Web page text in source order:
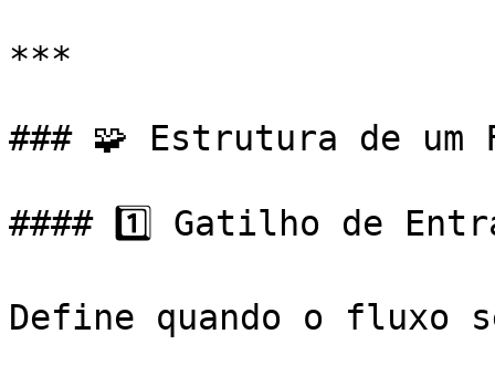
***
### 🧩 Estrutura de um
#### 1️⃣ Gatilho de
Define quando o fluxo